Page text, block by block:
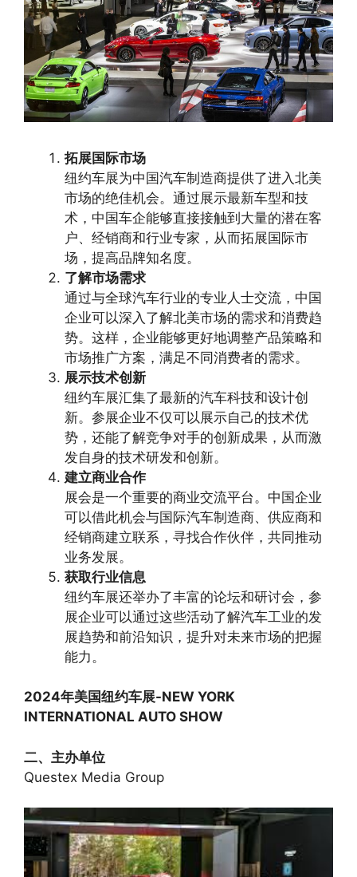
拓展国际市场
纽约车展为中国汽车制造商提供了进入北美
市场的绝佳机会。通过展示最新车型和技
术，中国车企能够直接接触到大量的潜在客
户、经销商和行业专家，从而拓展国际市
场，提高品牌知名度。
了解市场需求
通过与全球汽车行业的专业人士交流，中国
企业可以深入了解北美市场的需求和消费趋
势。这样，企业能够更好地调整产品策略和
市场推广方案，满足不同消费者的需求。
展示技术创新
纽约车展汇集了最新的汽车科技和设计创
新。参展企业不仅可以展示自己的技术优
势，还能了解竞争对手的创新成果，从而激
发自身的技术研发和创新。
建立商业合作
展会是一个重要的商业交流平台。中国企业
可以借此机会与国际汽车制造商、供应商和
经销商建立联系，寻找合作伙伴，共同推动
业务发展。
获取行业信息
纽约车展还举办了丰富的论坛和研讨会，参
展企业可以通过这些活动了解汽车工业的发
展趋势和前沿知识，提升对未来市场的把握
能力。
2024年美国纽约车展-NEW YORK
INTERNATIONAL AUTO SHOW
二、主办单位
Questex Media Group